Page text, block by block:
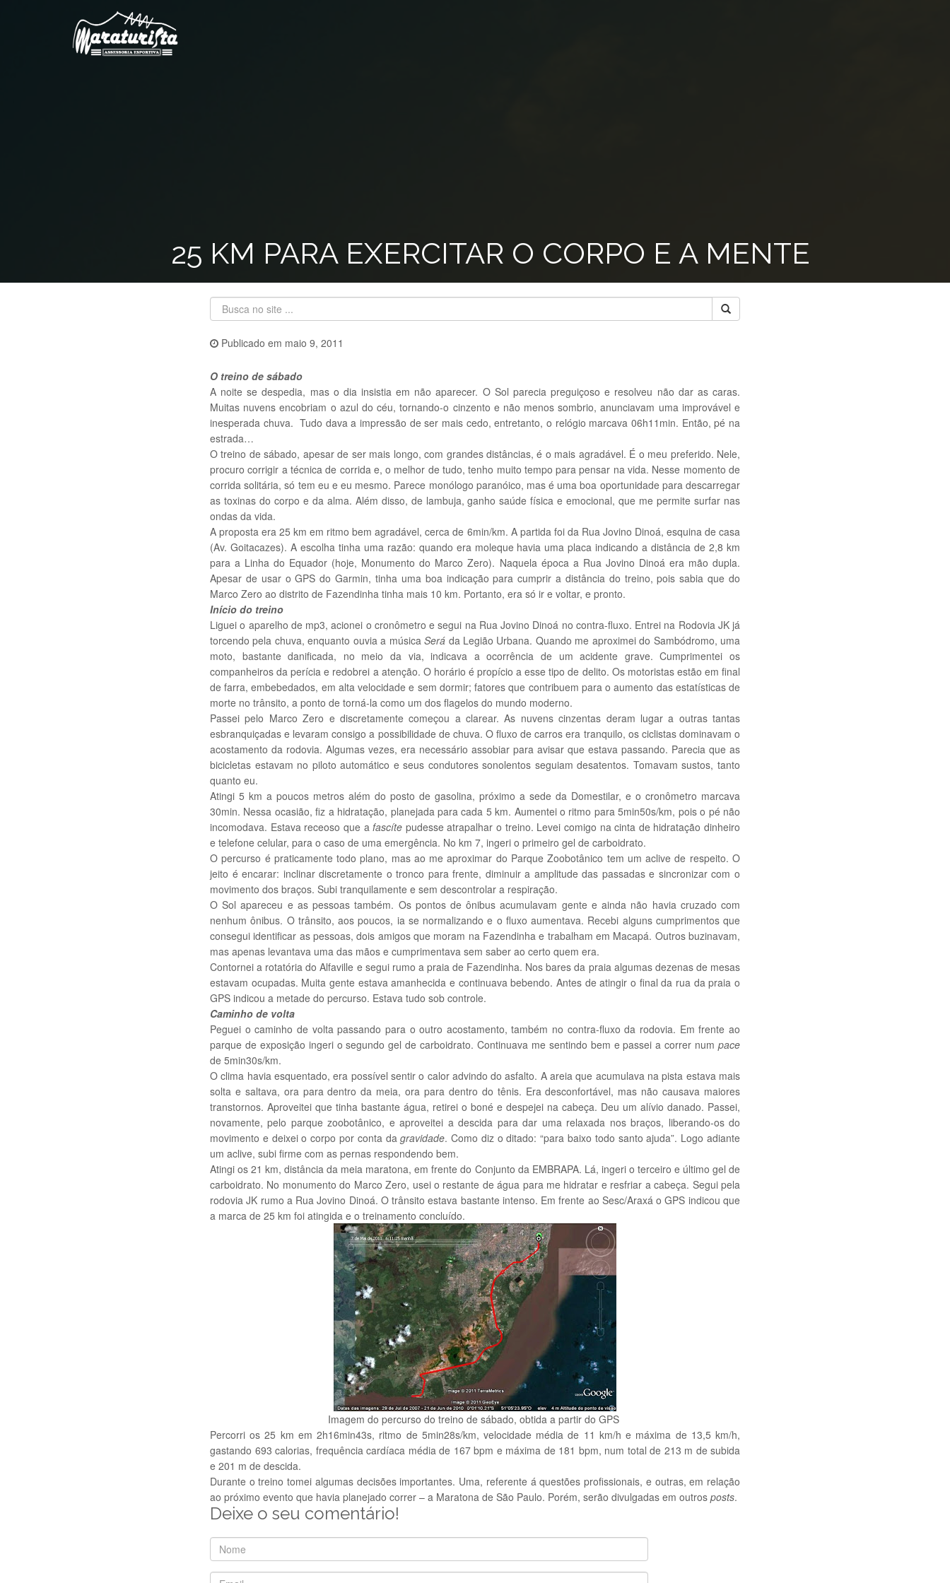
25 KM PARA EXERCITAR O CORPO E A MENTE
Publicado em maio 9, 2011
O treino de sábado
A noite se despedia, mas o dia insistia em não aparecer. O Sol parecia preguiçoso e resolveu não dar as caras.
Muitas nuvens encobriam o azul do céu, tornando-o cinzento e não menos sombrio, anunciavam uma improvável e
inesperada chuva. Tudo dava a impressão de ser mais cedo, entretanto, o relógio marcava 06h11min. Então, pé na
estrada…
O treino de sábado, apesar de ser mais longo, com grandes distâncias, é o mais agradável. É o meu preferido. Nele,
procuro corrigir a técnica de corrida e, o melhor de tudo, tenho muito tempo para pensar na vida. Nesse momento de
corrida solitária, só tem eu e eu mesmo. Parece monólogo paranóico, mas é uma boa oportunidade para descarregar
as toxinas do corpo e da alma. Além disso, de lambuja, ganho saúde física e emocional, que me permite surfar nas
ondas da vida.
A proposta era 25 km em ritmo bem agradável, cerca de 6min/km. A partida foi da Rua Jovino Dinoá, esquina de casa
(Av. Goitacazes). A escolha tinha uma razão: quando era moleque havia uma placa indicando a distância de 2,8 km
para a Linha do Equador (hoje, Monumento do Marco Zero). Naquela época a Rua Jovino Dinoá era mão dupla.
Apesar de usar o GPS do Garmin, tinha uma boa indicação para cumprir a distância do treino, pois sabia que do
Marco Zero ao distrito de Fazendinha tinha mais 10 km. Portanto, era só ir e voltar, e pronto.
Início do treino
Liguei o aparelho de mp3, acionei o cronômetro e segui na Rua Jovino Dinoá no contra-fluxo. Entrei na Rodovia JK já
torcendo pela chuva, enquanto ouvia a músicaSerá da Legião Urbana. Quando me aproximei do Sambódromo, uma
moto, bastante danificada, no meio da via, indicava a ocorrência de um acidente grave. Cumprimentei os
companheiros da perícia e redobrei a atenção. O horário é propício a esse tipo de delito. Os motoristas estão em final
de farra, embebedados, em alta velocidade e sem dormir; fatores que contribuem para o aumento das estatísticas de
morte no trânsito, a ponto de torná-la como um dos flagelos do mundo moderno.
Passei pelo Marco Zero e discretamente começou a clarear. As nuvens cinzentas deram lugar a outras tantas
esbranquiçadas e levaram consigo a possibilidade de chuva. O fluxo de carros era tranquilo, os ciclistas dominavam o
acostamento da rodovia. Algumas vezes, era necessário assobiar para avisar que estava passando. Parecia que as
bicicletas estavam no piloto automático e seus condutores sonolentos seguiam desatentos. Tomavam sustos, tanto
quanto eu.
Atingi 5 km a poucos metros além do posto de gasolina, próximo a sede da Domestilar, e o cronômetro marcava
30min. Nessa ocasião, fiz a hidratação, planejada para cada 5 km. Aumentei o ritmo para 5min50s/km, pois o pé não
incomodava. Estava receoso que afascíte pudesse atrapalhar o treino. Levei comigo na cinta de hidratação dinheiro
e telefone celular, para o caso de uma emergência. No km 7, ingeri o primeiro gel de carboidrato.
O percurso é praticamente todo plano, mas ao me aproximar do Parque Zoobotânico tem um aclive de respeito. O
jeito é encarar: inclinar discretamente o tronco para frente, diminuir a amplitude das passadas e sincronizar com o
movimento dos braços. Subi tranquilamente e sem descontrolar a respiração.
O Sol apareceu e as pessoas também. Os pontos de ônibus acumulavam gente e ainda não havia cruzado com
nenhum ônibus. O trânsito, aos poucos, ia se normalizando e o fluxo aumentava. Recebi alguns cumprimentos que
consegui identificar as pessoas, dois amigos que moram na Fazendinha e trabalham em Macapá. Outros buzinavam,
mas apenas levantava uma das mãos e cumprimentava sem saber ao certo quem era.
Contornei a rotatória do Alfaville e segui rumo a praia de Fazendinha. Nos bares da praia algumas dezenas de mesas
estavam ocupadas. Muita gente estava amanhecida e continuava bebendo. Antes de atingir o final da rua da praia o
GPS indicou a metade do percurso. Estava tudo sob controle.
Caminho de volta
Peguei o caminho de volta passando para o outro acostamento, também no contra-fluxo da rodovia. Em frente ao
parque de exposição ingeri o segundo gel de carboidrato. Continuava me sentindo bem e passei a correr num pace
de 5min30s/km.
O clima havia esquentado, era possível sentir o calor advindo do asfalto. A areia que acumulava na pista estava mais
solta e saltava, ora para dentro da meia, ora para dentro do tênis. Era desconfortável, mas não causava maiores
transtornos. Aproveitei que tinha bastante água, retirei o boné e despejei na cabeça. Deu um alívio danado. Passei,
novamente, pelo parque zoobotânico, e aproveitei a descida para dar uma relaxada nos braços, liberando-os do
movimento e deixei o corpo por conta dagravidade. Como diz o ditado: “para baixo todo santo ajuda”. Logo adiante
um aclive, subi firme com as pernas respondendo bem.
Atingi os 21 km, distância da meia maratona, em frente do Conjunto da EMBRAPA. Lá, ingeri o terceiro e último gel de
carboidrato. No monumento do Marco Zero, usei o restante de água para me hidratar e resfriar a cabeça. Segui pela
rodovia JK rumo a Rua Jovino Dinoá. O trânsito estava bastante intenso. Em frente ao Sesc/Araxá o GPS indicou que
a marca de 25 km foi atingida e o treinamento concluído.
Imagem do percurso do treino de sábado, obtida a partir do GPS
Percorri os 25 km em 2h16min43s, ritmo de 5min28s/km, velocidade média de 11 km/h e máxima de 13,5 km/h,
gastando 693 calorias, frequência cardíaca média de 167 bpm e máxima de 181 bpm, num total de 213 m de subida
e 201 m de descida.
Durante o treino tomei algumas decisões importantes. Uma, referente á questões profissionais, e outras, em relação
ao próximo evento que havia planejado correr – a Maratona de São Paulo. Porém, serão divulgadas em outros posts.
Deixe o seu comentário!